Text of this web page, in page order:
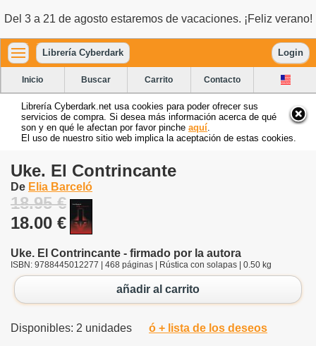
Del 3 a 21 de agosto estaremos de vacaciones. ¡Feliz verano!
Librería Cyberdark Login
Inicio Buscar Carrito Contacto
Librería Cyberdark.net usa cookies para poder ofrecer sus
servicios de compra. Si desea más información acerca de qué
son y en qué le afectan por favor pinche aquí
El uso de nuestro sitio web implica la aceptación de estas cookies.
Uke. El Contrincante
De Elia Barceló
18.95 €
18.00 €
Uke. El Contrincante - firmado por la autora
ISBN: 9788445012277 | 468 páginas | Rústica con solapas | 0.50 kg
añadir al carrito
Disponibles: 2 unidades ó + lista de los deseos